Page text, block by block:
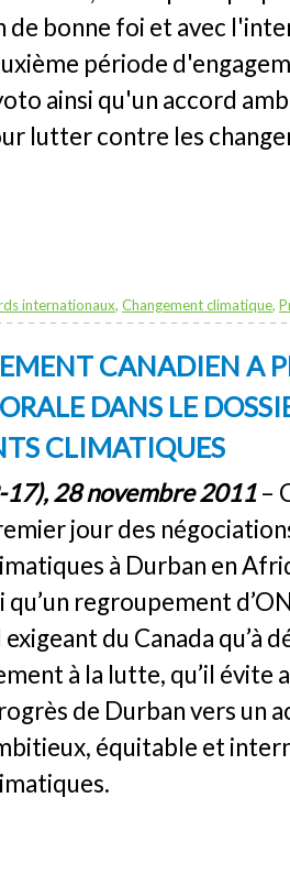
de bonne foi et avec
période
ainsi qu'un accord
lutter contre les
internationaux, Changement climatique,
CANADIEN A
DANS LE
CLIMATIQUES
28 novembre 2011–
jour des
à Durban en
qu’un regroupement
du Canada qu’à
à la lutte, qu’il évite
de Durban vers un
équitable et